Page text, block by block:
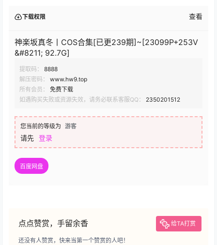
下载权限 查看
神楽坂真冬丨COS合集[已更239期]~[23099P+253V
&#8211; 92.7G]
提取码：
8888
解压密码：
www.hw9.top
所有会员：
免费下载
如遇购买失败或资源失效，请务必联系客服QQ：
2350201512
您当前的等级为 游客
请先 登录
百度网盘
点点赞赏，手留余香 给TA打赏
还没有人赞赏，快来当第一个赞赏的人吧！